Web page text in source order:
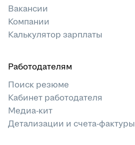
Вакансии
Компании
Калькулятор зарплаты
Работодателям
Поиск резюме
Кабинет работодателя
Медиа-кит
Детализации и счета-фактуры